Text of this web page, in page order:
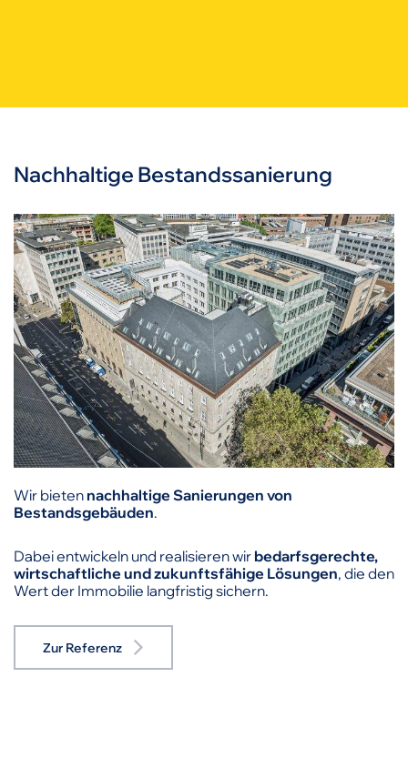
Nachhaltige Bestandssanierung
Wir bieten nachhaltige Sanierungen von
Bestandsgebäuden.
Dabei entwickeln und realisieren wir bedarfsgerechte,
wirtschaftliche und zukunftsfähige Lösungen, die den
Wert der Immobilie langfristig sichern.
Zur Referenz